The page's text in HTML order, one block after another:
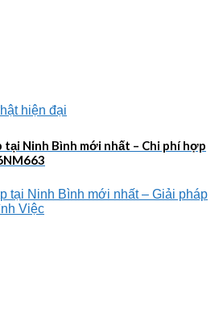
tại Ninh Bình mới nhất – Chi phí hợp
tại Ninh Bình mới nhất – Giải pháp
Việc